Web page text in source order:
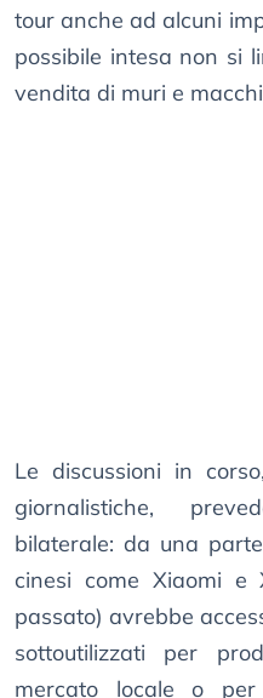
tour anche ad alcuni
possibile intesa non si
vendita di muri e
Le discussioni in
giornalistiche,
bilaterale: da una parte
cinesi come Xiaomi e
passato) avrebbe
sottoutilizzati per
mercato locale o per